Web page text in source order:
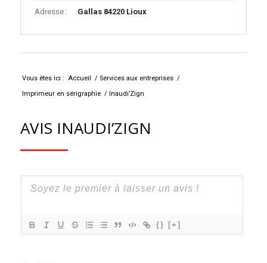
Adresse : Gallas 84220 Lioux
+
Vous êtes ici : Accueil / Services aux entreprises /
Imprimeur en sérigraphie / Inaudi’Zign
AVIS INAUDI’ZIGN
{} [+]